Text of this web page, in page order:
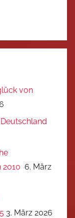
von
6. März
3. März 2026